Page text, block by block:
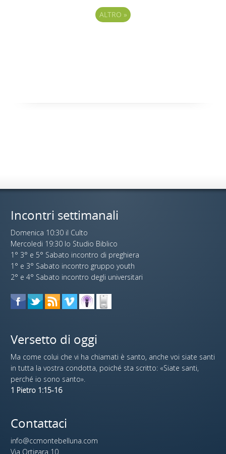
ALTRO »
Incontri settimanali
Domenica 10:30 il Culto
Mercoledi 19:30 lo Studio Biblico
1° 3° e 5° Sabato incontro di preghiera
1° e 3° Sabato incontro gruppo youth
2° e 4° Sabato incontro degli universitari
Versetto di oggi
Ma come colui che vi ha chiamati è santo, anche voi siate santi
in tutta la vostra condotta, poiché sta scritto: «Siate santi,
perché io sono santo».
1 Pietro 1:15-16
Contattaci
info@ccmontebelluna.com
Via Ortigara 10